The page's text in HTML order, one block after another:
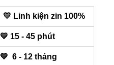
💛 Linh kiện zin 100%
💛 15 - 45 phút
💛 6 - 12 tháng